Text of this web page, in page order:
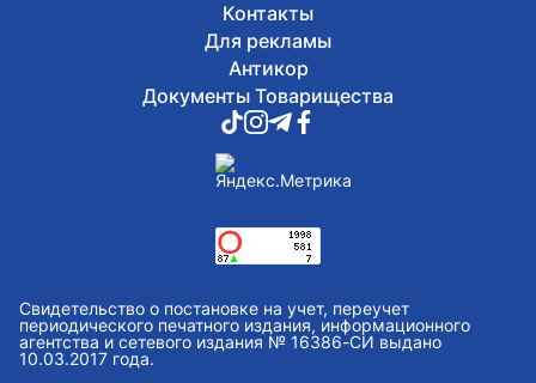
Контакты
Для рекламы
Антикор
Документы Товарищества
Свидетельство о постановке на учет, переучет
периодического печатного издания, информационного
агентства и сетевого издания № 16386-СИ выдано
10.03.2017 года.